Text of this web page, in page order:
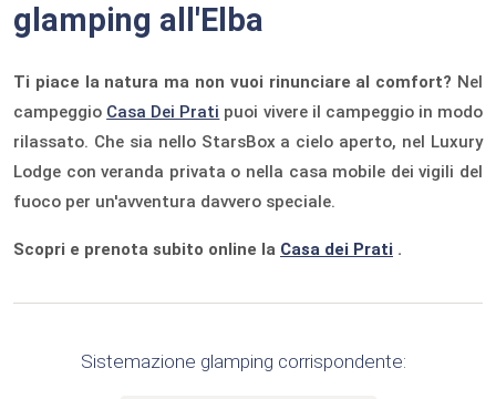
glamping all'Elba
Ti piace la natura ma non vuoi rinunciare al comfort? Nel
campeggio Casa Dei Prati puoi vivere il campeggio in modo
rilassato. Che sia nello StarsBox a cielo aperto, nel Luxury
Lodge con veranda privata o nella casa mobile dei vigili del
fuoco per un'avventura davvero speciale.
Scopri e prenota subito online la Casa dei Prati .
Sistemazione glamping corrispondente: